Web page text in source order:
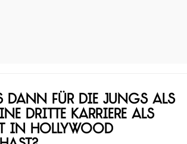
dann für die Jungs als
dritte Karriere als
in Hollywood